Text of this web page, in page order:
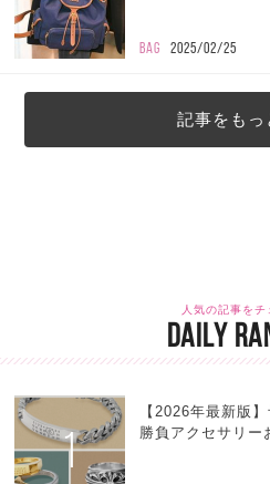
BAG 2025/02/25
記事をもっ
人気の記事をチ
DAILY
1
【2026年最新版
勝負アクセサリー